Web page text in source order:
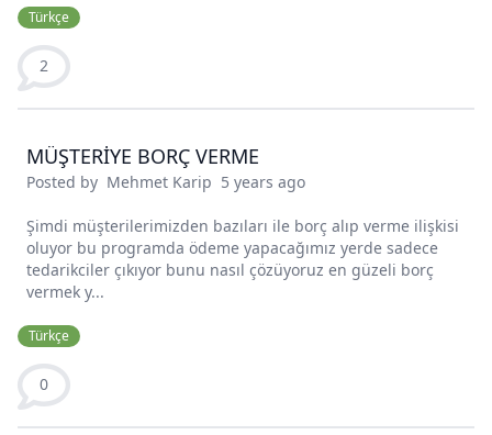
Türkçe
2
MÜŞTERİYE BORÇ VERME
Posted by Mehmet Karip 5 years ago
Şimdi müşterilerimizden bazıları ile borç alıp verme ilişkisi
oluyor bu programda ödeme yapacağımız yerde sadece
tedarikciler çıkıyor bunu nasıl çözüyoruz en güzeli borç
vermek y...
Türkçe
0